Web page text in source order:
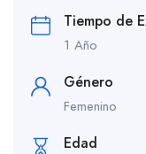
Tiempo de
1 Año
Género
Femenino
Edad